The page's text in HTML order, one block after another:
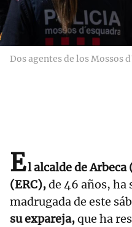
Dos agentes de los Mossos
El alcalde de Arbeca
(ERC),de 46 años, ha
madrugada de este
su expareja,que ha